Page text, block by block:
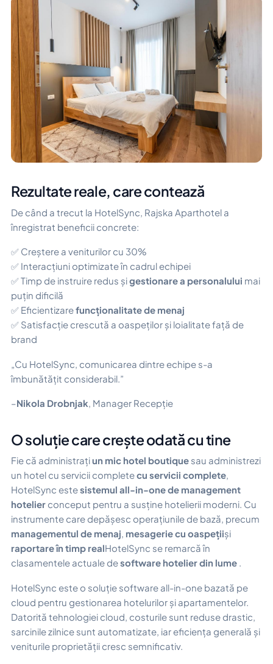
Rezultate reale, care contează
De când a trecut la HotelSync, Rajska Aparthotel a
înregistrat beneficii concrete:
✅ Creștere a veniturilor cu 30%
✅ Interacțiuni optimizate în cadrul echipei
✅ Timp de instruire redus șigestionare a personalului mai
puțin dificilă
✅ Eficientizarefuncționalitate de menaj
✅ Satisfacție crescută a oaspeților și loialitate față de
brand
„Cu HotelSync, comunicarea dintre echipe s-a
îmbunătățit considerabil.”
–Nikola Drobnjak, Manager Recepție
O soluție care crește odată cu tine
Fie că administrațiun mic hotel boutique sau administrezi
un hotel cu servicii completecu servicii complete,
HotelSync estesistemul all-in-one de management
hotelier conceput pentru a susține hotelierii moderni. Cu
instrumente care depășesc operațiunile de bază, precum
managementul de menaj, mesagerie cu oaspețiiși
raportare în timp realHotelSync se remarcă în
clasamentele actuale desoftware hotelier din lume .
HotelSync este o soluție software all-in-one bazată pe
cloud pentru gestionarea hotelurilor și apartamentelor.
Datorită tehnologiei cloud, costurile sunt reduse drastic,
sarcinile zilnice sunt automatizate, iar eficiența generală și
veniturile proprietății cresc semnificativ.